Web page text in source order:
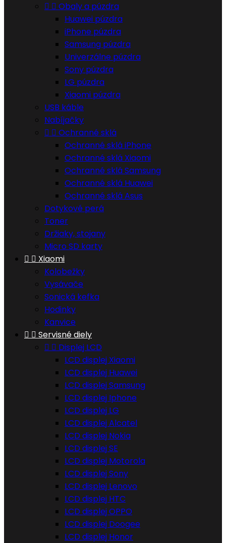
  Obaly a púzdra
Huawei púzdra
iPhone púzdra
Samsung púzdra
Univerzálne púzdra
Sony púzdra
LG púzdra
Xiaomi púzdra
USB káble
Nabíjačky
  Ochranné sklá
Ochranné sklá iPhone
Ochranné sklá Xiaomi
Ochranné sklá Samsung
Ochranné sklá Huawei
Ochranné sklá Asus
Dotykové perá
Toner
Držiaky, stojany
Micro SD karty
  Xiaomi
Kolobežky
Vysávače
Sonická kefka
Hodinky
Kanvice
  Servisné diely
  Displej LCD
LCD displej Xiaomi
LCD displej Huawei
LCD displej Samsung
LCD displej Iphone
LCD displej LG
LCD displej Alcatel
LCD displej Nokia
LCD displej SE
LCD displej Motorola
LCD displej Sony
LCD displej Lenovo
LCD displej HTC
LCD displej OPPO
LCD displej Doogee
LCD displej Honor